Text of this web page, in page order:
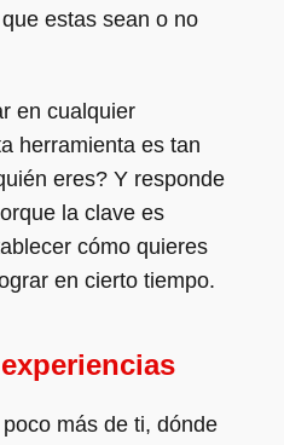
estas sean o no
en cualquier
herramienta es tan
eres? Y responde
la clave es
cómo quieres
en cierto tiempo.
más de ti, dónde